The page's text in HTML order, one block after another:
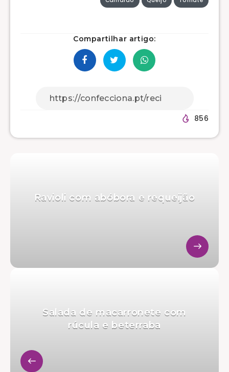
Compartilhar artigo:
856
Ravioli com abóbora e requeijão
Salada de macarronete com
rúcula e beterraba